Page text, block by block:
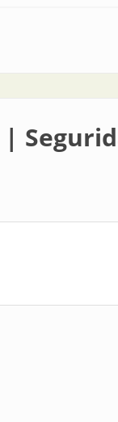
eléctrica en